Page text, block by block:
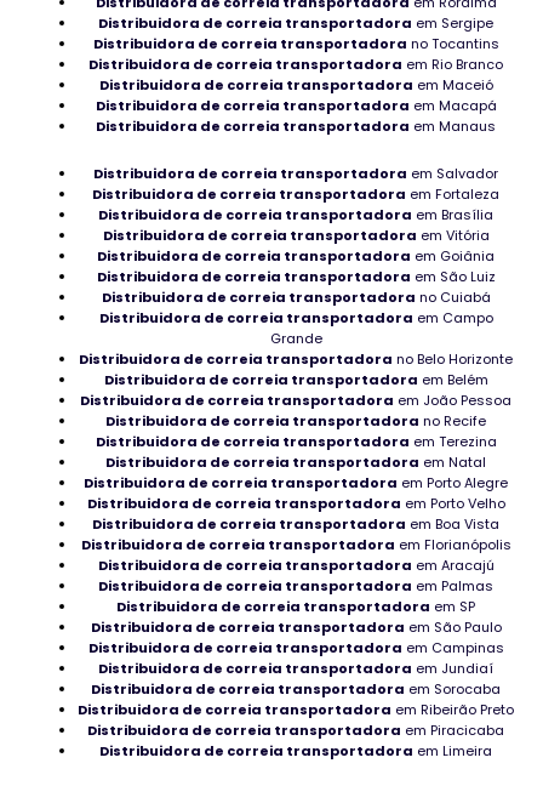
Florianópolis
Rolamento SKF bom em Rondônia
Rolamento NTN em Macapá
Mancal de rolamento industrial em Rondônia
Rolamentos para automação industrial
Rolamento para ventilador industrial
Rolamento para bomba d’água
Mancais NTN no Espírito Santo
Rolamento de rolo cilíndrico no Recife
Rolamentos de maior durabilidade
Distribuidor de rolamentos de poliamida
Peças para pavimentação industrial
Rolamentos Agulha em Roraima
Distribuidor Bucha para rolamento
Mancal Axial de Esferas em São Paulo
Distribuidora de mancais FBM
Distribuidora de correia transportadora em Sergipe
Distribuidora de correia transportadora no Tocantins
Distribuidora de correia transportadora em Rio Branco
Distribuidora de correia transportadora em Maceió
Distribuidora de correia transportadora em Macapá
Distribuidora de correia transportadora em Manaus
Distribuidora de correia transportadora em Salvador
Distribuidora de correia transportadora em Fortaleza
Distribuidora de correia transportadora em Brasília
Distribuidora de correia transportadora em Vitória
Distribuidora de correia transportadora em Goiânia
Distribuidora de correia transportadora em São Luiz
Distribuidora de correia transportadora no Cuiabá
Distribuidora de correia transportadora em Campo
Grande
Distribuidora de correia transportadora no Belo Horizonte
Distribuidora de correia transportadora em Belém
Distribuidora de correia transportadora em João Pessoa
Distribuidora de correia transportadora no Recife
Distribuidora de correia transportadora em Terezina
Distribuidora de correia transportadora em Natal
Distribuidora de correia transportadora em Porto Alegre
Distribuidora de correia transportadora em Porto Velho
Distribuidora de correia transportadora em Boa Vista
Distribuidora de correia transportadora em Florianópolis
Distribuidora de correia transportadora em Aracajú
Distribuidora de correia transportadora em Palmas
Distribuidora de correia transportadora em SP
Distribuidora de correia transportadora em São Paulo
Distribuidora de correia transportadora em Campinas
Distribuidora de correia transportadora em Jundiaí
Distribuidora de correia transportadora em Sorocaba
Distribuidora de correia transportadora em Ribeirão Preto
Distribuidora de correia transportadora em Piracicaba
Distribuidora de correia transportadora em Limeira